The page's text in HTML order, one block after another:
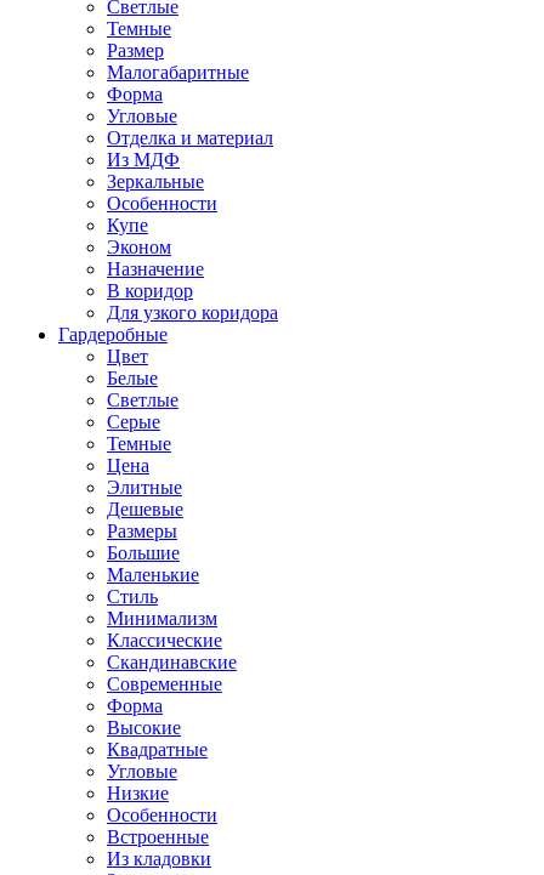
Светлые
Темные
Размер
Малогабаритные
Форма
Угловые
Отделка и материал
Из МДФ
Зеркальные
Особенности
Купе
Эконом
Назначение
В коридор
Для узкого коридора
Гардеробные
Цвет
Белые
Светлые
Серые
Темные
Цена
Элитные
Дешевые
Размеры
Большие
Маленькие
Стиль
Минимализм
Классические
Скандинавские
Современные
Форма
Высокие
Квадратные
Угловые
Низкие
Особенности
Встроенные
Из кладовки